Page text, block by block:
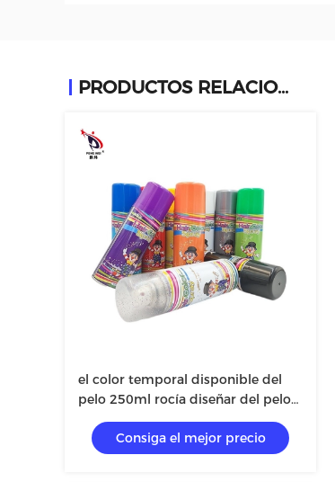
PRODUCTOS RELACIONADOS
el color temporal disponible del
pelo 250ml rocía diseñar del pelo
rocía la decoración unisex del
partidoConsiga el mejor precio